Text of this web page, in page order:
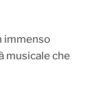
immenso
musicale che